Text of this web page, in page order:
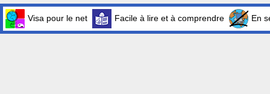
Visa pour le net Facile à lire et à comprendre En